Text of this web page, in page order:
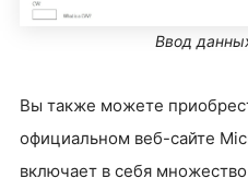
Ввод
Вы также можете
официальном веб-сайте
включает в себя